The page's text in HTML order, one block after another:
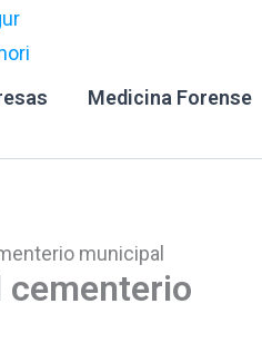
Medicina Forense
municipal
cementerio